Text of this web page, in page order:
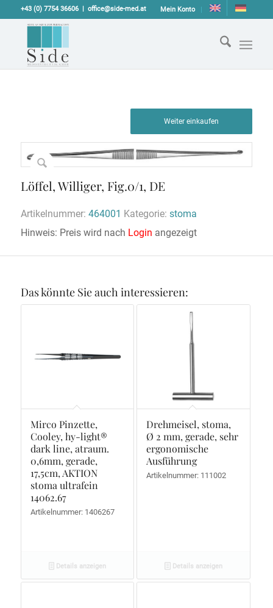
Mein Konto
+43 (0) 7754 36606 office@side-med.at
Weiter einkaufen
Löffel, Williger, Fig.0/1, DE
Artikelnummer: 464001 Kategorie: stoma
Hinweis: Preis wird nach Login angezeigt
Das könnte Sie auch interessieren:
Mirco Pinzette,
Cooley, hy-light®
dark line, atraum.
0,6mm, gerade,
17,5cm, AKTION
stoma ultrafein
14062.67
Artikelnummer: 1406267
Details anzeigen
Drehmeisel, stoma,
Ø 2 mm, gerade, sehr
ergonomische
Ausführung
Artikelnummer: 111002
Details anzeigen